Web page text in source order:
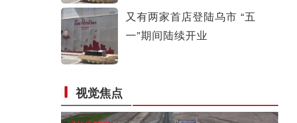
又有两家首店登陆乌市 “五
一”期间陆续开业
视觉焦点
沙雅县2023年暑假中小学 园书记、校（园）长